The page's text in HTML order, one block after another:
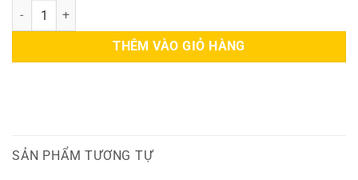
Tấm Nhôm A7075 số lượng
THÊM VÀO GIỎ HÀNG
SẢN PHẨM TƯƠNG TỰ